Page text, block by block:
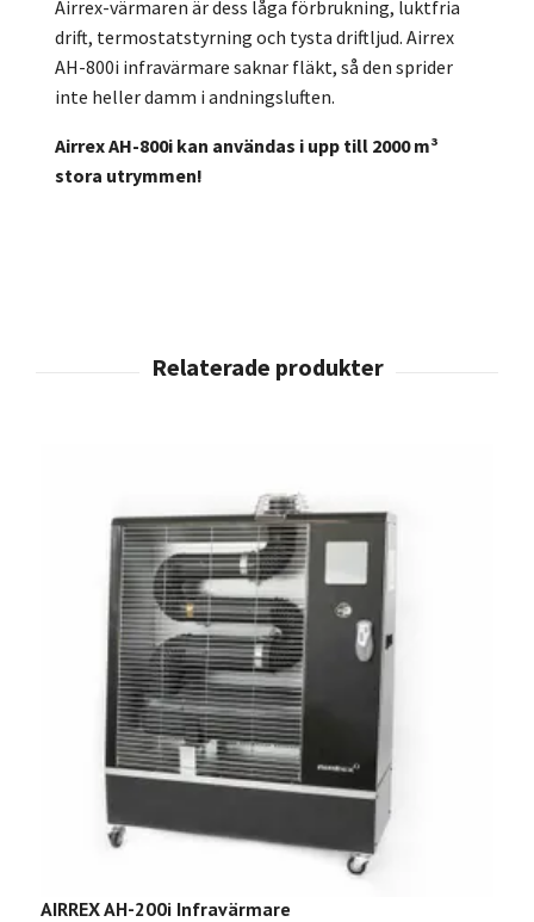
Airrex-värmaren är dess låga förbrukning, luktfria
drift, termostatstyrning och tysta driftljud. Airrex
AH-800i infravärmare saknar fläkt, så den sprider
inte heller damm i andningsluften.
Airrex AH-800i kan användas i upp till 2000 m³
stora utrymmen!
AIRREX AH-200i Infravärmare